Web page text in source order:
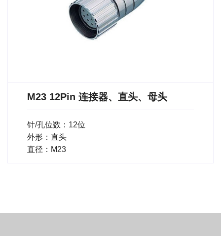
M23 12Pin 连接器、直头、母头
针/孔位数：12位
外形：直头
直径：M23